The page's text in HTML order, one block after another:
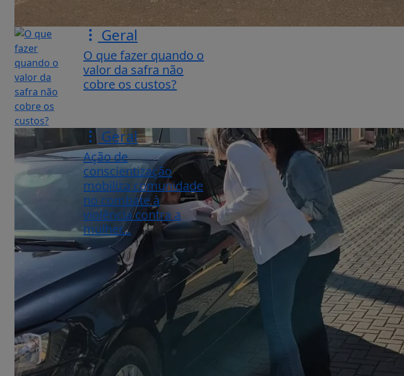
Geral
O que fazer quando o
valor da safra não
cobre os custos?
Geral
Ação de
conscientização
mobiliza comunidade
no combate à
violência contra a
mulher...